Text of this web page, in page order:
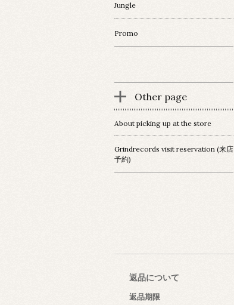
Jungle
Promo
Other page
About picking up at the store
Grindrecords visit reservation (来店
予約)
返品について
返品期限